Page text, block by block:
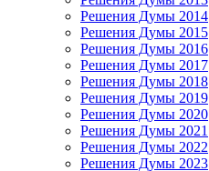
Решения Думы 2014
Решения Думы 2015
Решения Думы 2016
Решения Думы 2017
Решения Думы 2018
Решения Думы 2019
Решения Думы 2020
Решения Думы 2021
Решения Думы 2022
Решения Думы 2023